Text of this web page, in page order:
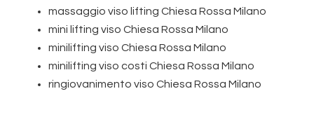
massaggio viso lifting Chiesa Rossa Milano
mini lifting viso Chiesa Rossa Milano
minilifting viso Chiesa Rossa Milano
minilifting viso costi Chiesa Rossa Milano
ringiovanimento viso Chiesa Rossa Milano